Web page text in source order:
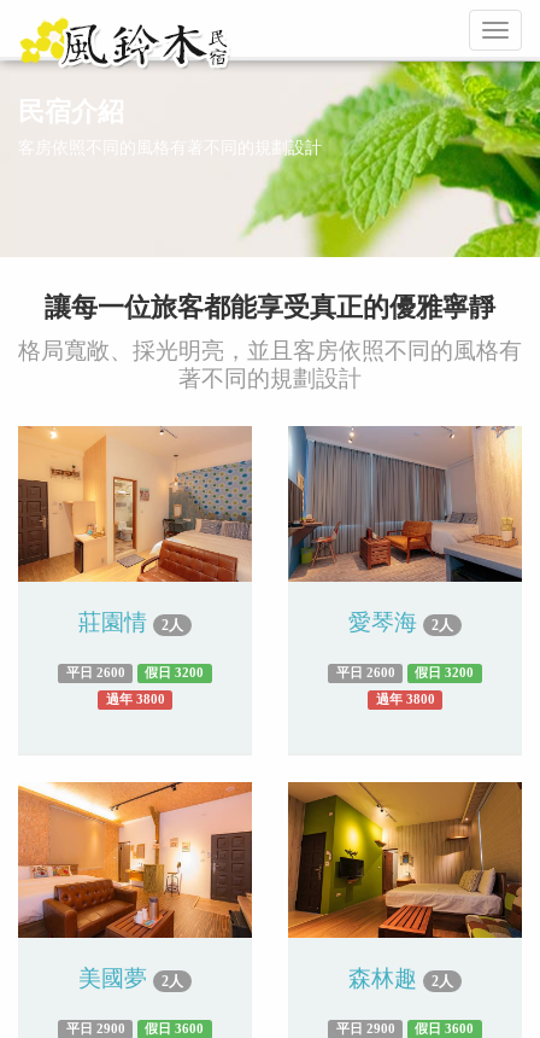
Toggle
民宿介紹
客房依照不同的風格有著不同的規劃設計
讓每一位旅客都能享受真正的優雅寧靜
格局寬敞、採光明亮，並且客房依照不同的風格有
著不同的規劃設計
莊園情 2人
平日 2600
假日 3200
過年 3800
愛琴海 2人
平日 2600
假日 3200
過年 3800
美國夢 2人
平日 2900
假日 3600
森林趣 2人
平日 2900
假日 3600